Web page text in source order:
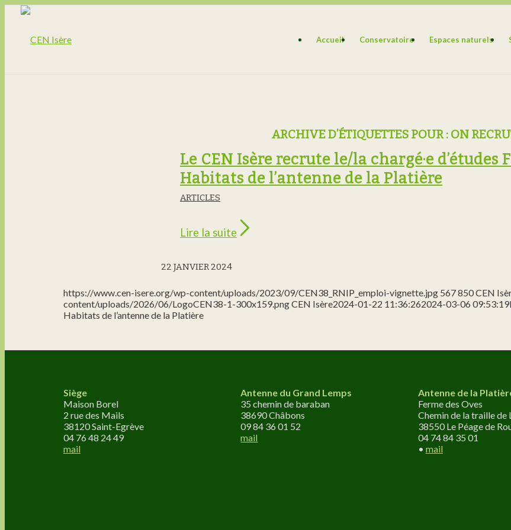
Accueil Conservatoire Espaces naturels
ARCHIVE D’ÉTIQUETTES POUR : ON
Le CEN Isère recrute le/la chargé·e d’études
Habitats de l’antenne de la Platière
ARTICLES
Lire la suite
22 JANVIER 2024
https://www.cen-isere.org/wp-content/uploads/2023/09/CEN38_RNIP_emploi-vignette.jpg 567850CEN
content/uploads/2026/06/LogoCEN38-1-300x159.pngCEN Isère2024-01-22 11:36:262024-03-06 09:53:19
Habitats de l’antenne de la Platière
Siège
Maison Borel
2 rue des Mails
38120 Saint-Egrève
04 76 48 24 49
mail
Antenne du Grand Lemps
35 chemin de baraban
38690 Châbons
09 84 36 01 52
mail
Antenne de la
Ferme des Oves
Chemin de la traille de
38550 Le Péage de
04 74 84 35 01
• mail